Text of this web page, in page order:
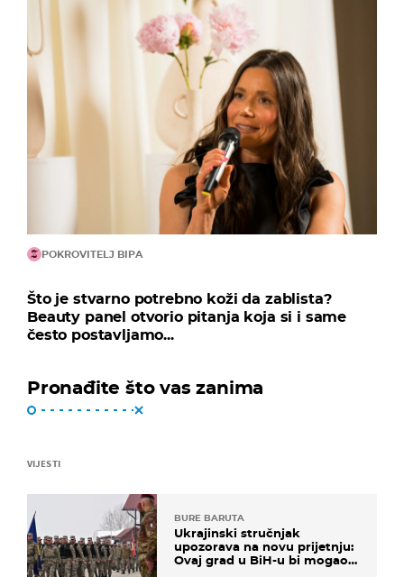
POKROVITELJ BIPA
Što je stvarno potrebno koži da zablista?
Beauty panel otvorio pitanja koja si i same
često postavljamo...
Pronađite što vas zanima
VIJESTI
BURE BARUTA
Ukrajinski stručnjak
upozorava na novu prijetnju:
Ovaj grad u BiH-u bi mogao